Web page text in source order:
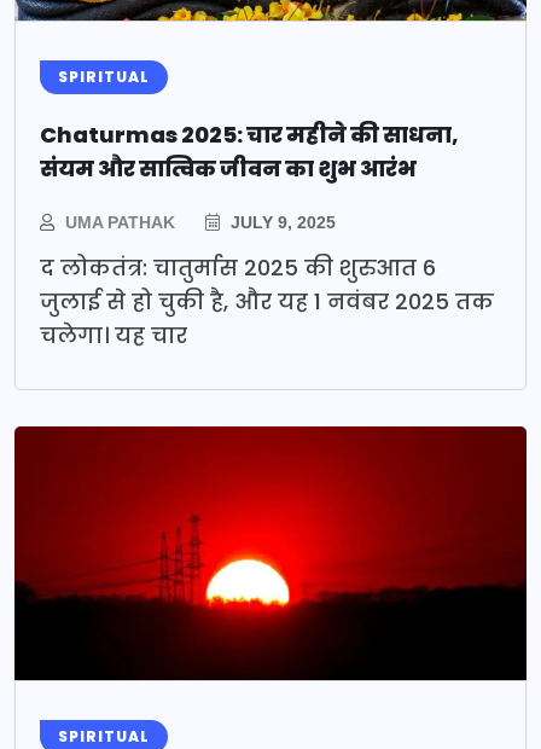
SPIRITUAL
Chaturmas 2025: चार महीने की साधना,
संयम और सात्विक जीवन का शुभ आरंभ
UMA PATHAK JULY 9, 2025
द लोकतंत्र: चातुर्मास 2025 की शुरुआत 6
जुलाई से हो चुकी है, और यह 1 नवंबर 2025 तक
चलेगा। यह चार
SPIRITUAL